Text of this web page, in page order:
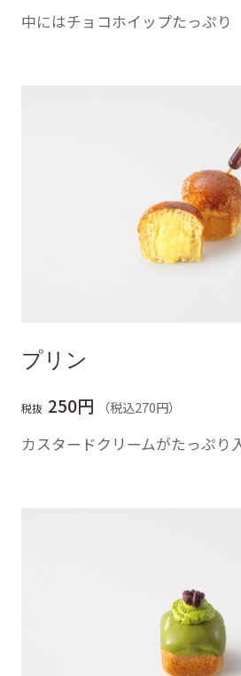
中にはチョコホイップたっぷり
プリン
税抜 250円 （税込270円）
カスタードクリームがたっぷり